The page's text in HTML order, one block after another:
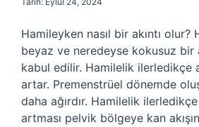
Hamileyken nasıl bir akıntı olur?
beyaz ve neredeyse kokusuz bir
kabul edilir. Hamilelik ilerledikçe
artar. Premenstrüel dönemde
daha ağırdır. Hamilelik
artması pelvik bölgeye kan